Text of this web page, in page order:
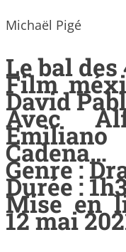
Michaël Pigé
Le bal des
Film
David
Avec
Cadena…
Genre :
Durée :
Mise en
12 mai